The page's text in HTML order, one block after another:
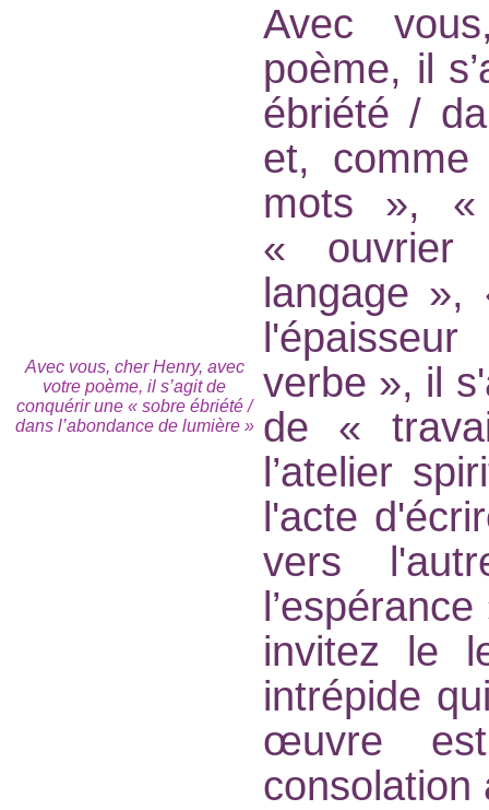
Avec vous, cher Henry, avec
votre poème, il s’agit de
conquérir une « sobre ébriété /
dans l’abondance de lumière »
Avec
poème, il
ébriété /
et,
mots », «
« ouvrier
langage
verbe », il
de «
l’atelier
l'acte
vers
invitez le
intrépide
œuvre
consolation